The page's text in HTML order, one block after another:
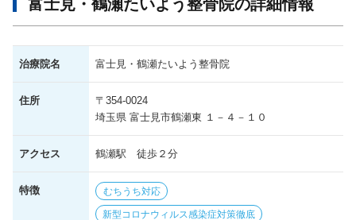
富士見・鶴瀬たいよう整骨院の詳細情報
治療院名 富士見・鶴瀬たいよう整骨院
住所
〒354-0024
埼玉県 富士見市鶴瀬東 １－４－１０
アクセス 鶴瀬駅 徒歩２分
特徴 むちうち対応
新型コロナウィルス感染症対策徹底